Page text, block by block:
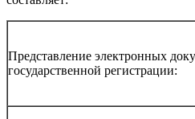
Представление электронных
государственной регистрации: